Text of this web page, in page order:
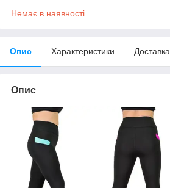
Немає в наявності
Опис Характеристики Доставка
Опис